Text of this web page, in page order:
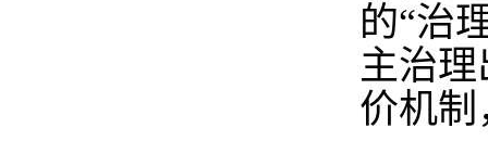
的“治
主治
价机